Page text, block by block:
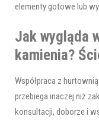
elementy gotowe lub
Jak wygląda
kamienia?
Współpraca z
przebiega inaczej niż
konsultacji, doborze i